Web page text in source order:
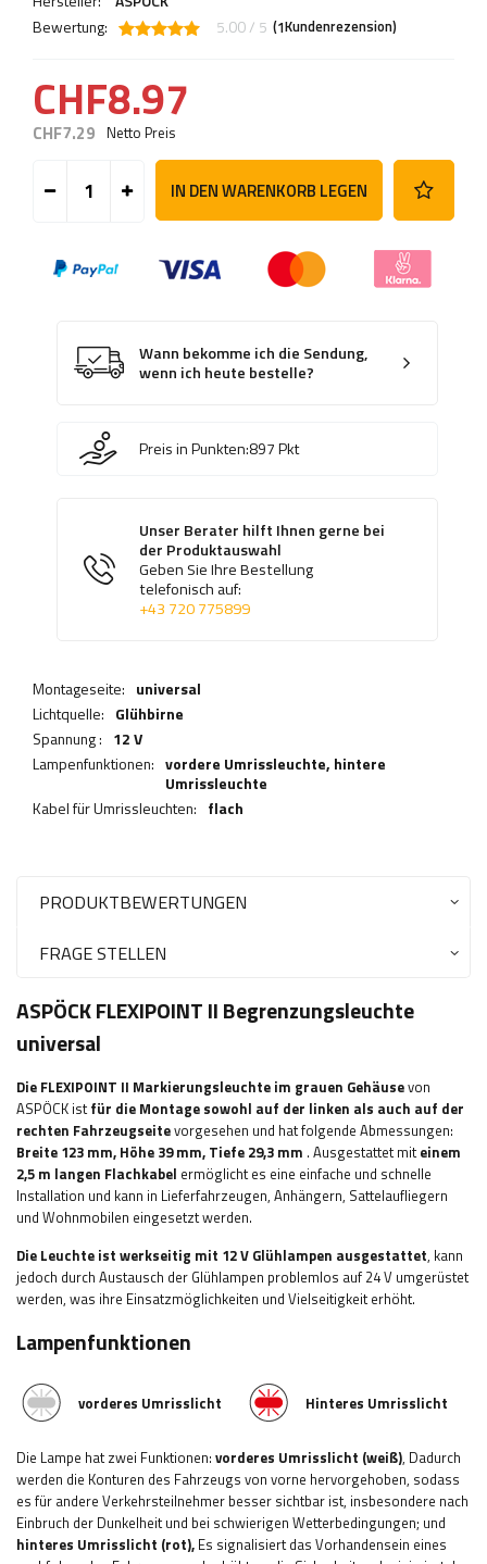
Bewertung:
5.00 / 5 (1Kundenrezension)
CHF8.97
CHF7.29 Netto Preis
IN DEN WARENKORB LEGEN
Wann bekomme ich die Sendung,
wenn ich heute bestelle?
Preis in Punkten:897Pkt
Unser Berater hilft Ihnen gerne bei
der Produktauswahl
Geben Sie Ihre Bestellung
telefonisch auf:
+43 720 775899
Montageseite: universal
Lichtquelle: Glühbirne
Spannung : 12 V
Lampenfunktionen: vordere Umrissleuchte, hintere
Umrissleuchte
Kabel für Umrissleuchten: flach
PRODUKTBEWERTUNGEN
FRAGE STELLEN
ASPÖCK FLEXIPOINT II Begrenzungsleuchte
universal
Die FLEXIPOINT II Markierungsleuchte im grauen Gehäusevon
ASPÖCK istfür die Montage sowohl auf der linken als auch auf der
rechten Fahrzeugseitevorgesehen und hat folgende Abmessungen:
Breite 123 mm, Höhe 39 mm, Tiefe 29,3 mm . Ausgestattet miteinem
2,5 m langen Flachkabel ermöglicht es eine einfache und schnelle
Installation und kann in Lieferfahrzeugen, Anhängern, Sattelaufliegern
und Wohnmobilen eingesetzt werden.
Die Leuchte ist werkseitig mit 12 V Glühlampen ausgestattet, kann
jedoch durch Austausch der Glühlampen problemlos auf 24 V umgerüstet
werden, was ihre Einsatzmöglichkeiten und Vielseitigkeit erhöht.
Lampenfunktionen
vorderes Umrisslicht Hinteres Umrisslicht
Die Lampe hat zwei Funktionen: vorderes Umrisslicht (weiß), Dadurch
werden die Konturen des Fahrzeugs von vorne hervorgehoben, sodass
es für andere Verkehrsteilnehmer besser sichtbar ist, insbesondere nach
Einbruch der Dunkelheit und bei schwierigen Wetterbedingungen; und
hinteres Umrisslicht (rot), Es signalisiert das Vorhandensein eines